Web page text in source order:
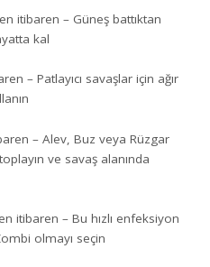
itibaren – Güneş battıktan
kal
– Patlayıcı savaşlar için ağır
– Alev, Buz veya Rüzgar
ve savaş alanında
itibaren – Bu hızlı enfeksiyon
olmayı seçin